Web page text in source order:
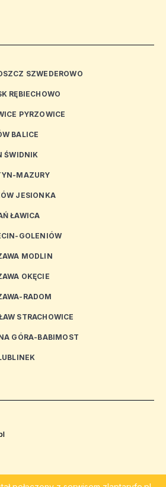
SZWEDEROWO
RĘBIECHOWO
PYRZOWICE
BALICE
ŚWIDNIK
MAZURY
JESIONKA
ŁAWICA
GOLENIÓW
MODLIN
OKĘCIE
RADOM
STRACHOWICE
GÓRA-BABIMOST